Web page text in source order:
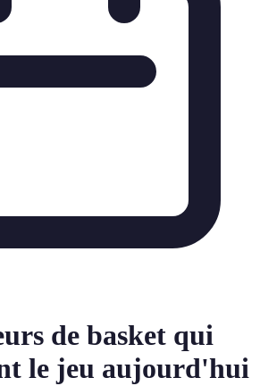
de basket qui
le jeu aujourd'hui